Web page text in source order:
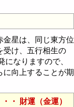
星は、同じ東方位
受け、五行相生の
になりますので、
向上することが期
・ 財運（金運）